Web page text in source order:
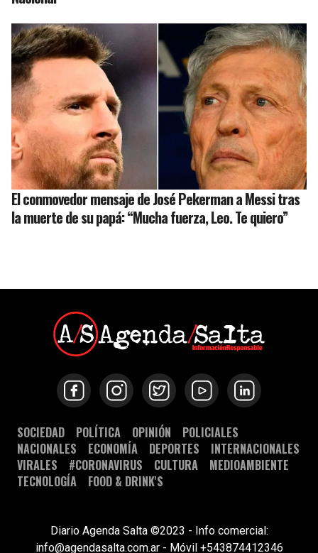
El conmovedor mensaje de José Pekerman a Messi tras
la muerte de su papá: “Mucha fuerza, Leo. Te quiero”
SOCIEDAD POLÍTICA OPINIÓN
POLICIALES
NACIONALES
ECONOMÍA DEPORTES
INTERNACIONALES
VIRALES
#CORONAVIRUS CULTURA
MEDIOAMBIENTE
TECNOLOGÍA
FOOD & DRINK'S
Diario Agenda Salta ©2023 - Info comercial:
info@agendasalta.com.ar - Móvil +543874412346